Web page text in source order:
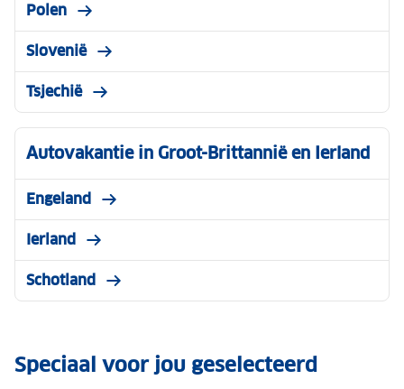
Polen
Slovenië
Tsjechië
Autovakantie in Groot-Brittannië en Ierland
Engeland
Ierland
Schotland
Speciaal voor jou geselecteerd